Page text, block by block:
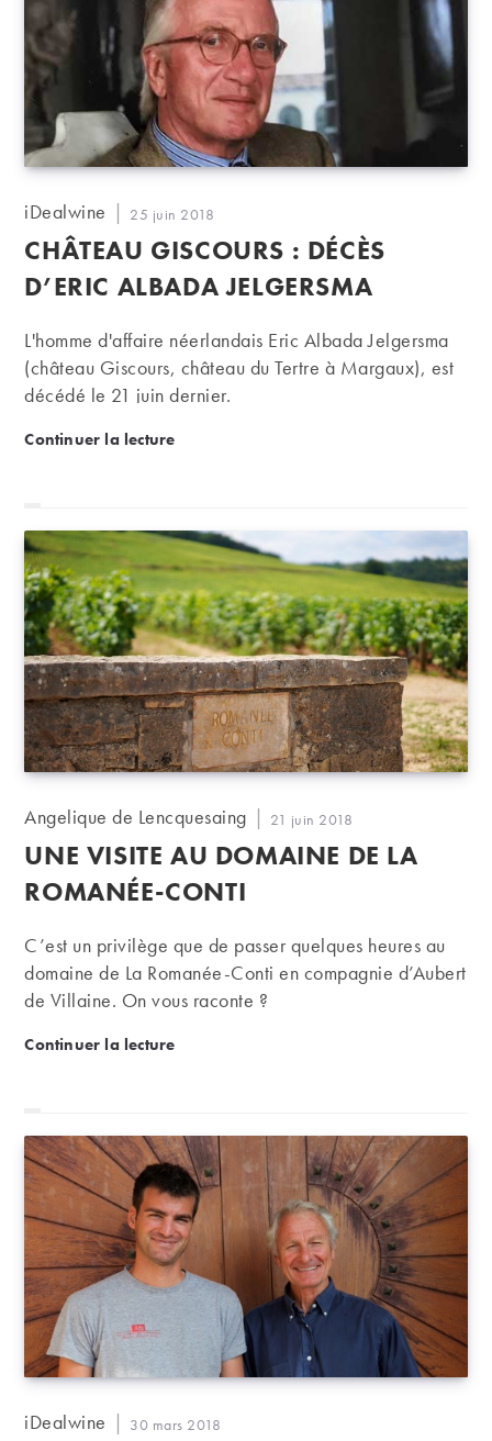
Auteur/autrice
la
publication :
iDealwine
Publication
25 juin 2018
CHÂTEAU GISCOURS : DÉCÈS
D’ERIC ALBADA JELGERSMA
L'homme d'affaire néerlandais Eric Albada Jelgersma
(château Giscours, château du Tertre à Margaux), est
décédé le 21 juin dernier.
Continuer la lectureChâteau Giscours : décès d’Eric Albada Jelgersma
Auteur/autrice
la
publication :
Angelique de Lencquesaing
Publication
21 juin 2018
UNE VISITE AU DOMAINE DE LA
ROMANÉE-CONTI
C’est un privilège que de passer quelques heures au
domaine de La Romanée-Conti en compagnie d’Aubert
de Villaine. On vous raconte ?
Continuer la lectureUne visite au domaine de La Romanée-Conti
Auteur/autrice
iDealwine
Publication
30 mars 2018